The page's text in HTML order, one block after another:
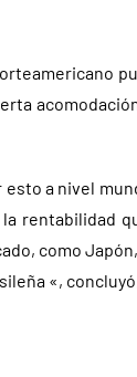
a nivel
rentabilidad
como
«, concluyó.